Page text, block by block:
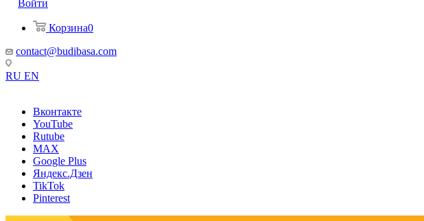
Войти
Корзина0
contact@budibasa.com
RU EN
Вконтакте
YouTube
Rutube
MAX
Google Plus
Яндекс.Дзен
TikTok
Pinterest